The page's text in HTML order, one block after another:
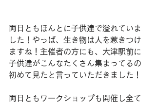
両日ともほんとに子供達で溢れていま
した！やっぱ、生き物は人を惹きつけ
ますね！主催者の方にも、大津駅前に
子供達がこんなたくさん集まってるの
初めて見たと言っていただきました！
両日ともワークショップも開催し全て